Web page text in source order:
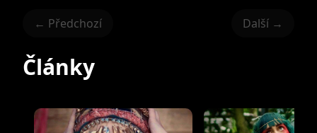
← Předchozí Další →
Články